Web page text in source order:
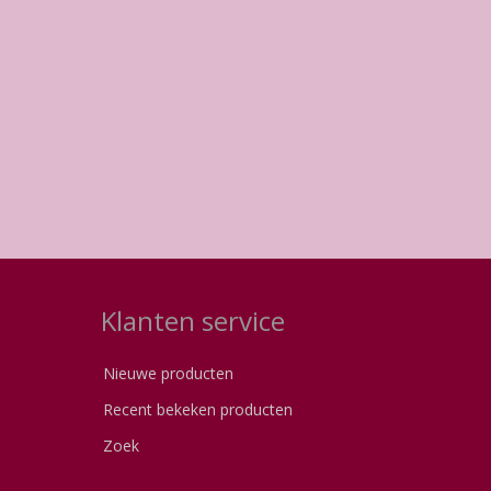
Klanten service
Nieuwe producten
Recent bekeken producten
Zoek